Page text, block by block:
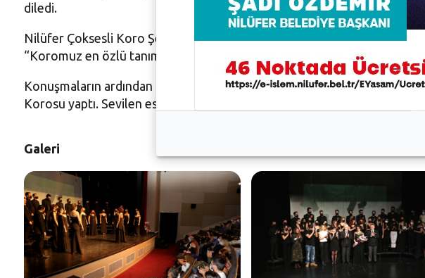
diledi.
Nilüfer Çoksesli Koro Şefi Zeynep Göknur Yıldız da gecede
“Koromuz en özlü tanımıyla ‘biz’ olmak demektir. Bu yolculukta bize
Konuşmaların ardından koroda 5-10-15 yılını dolduran koristlere
Korosu yaptı. Sevilen eserleri seslendiren koro performansıyla bir kez
Galeri